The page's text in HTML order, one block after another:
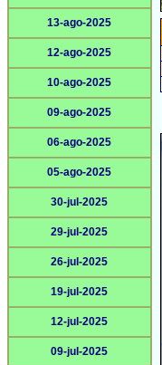
13-ago-2025
12-ago-2025
10-ago-2025
09-ago-2025
06-ago-2025
05-ago-2025
30-jul-2025
29-jul-2025
26-jul-2025
19-jul-2025
12-jul-2025
09-jul-2025